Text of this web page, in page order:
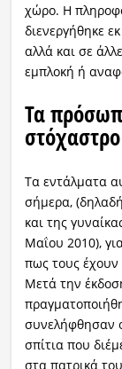
χώρο. Η
διενεργήθηκε
αλλά και σε
εμπλοκή ή
Τα
στόχαστρο
Τα εντάλματα
σήμερα,
και της
Μαΐου 2010),
πως τους
Μετά την
συνελήφθησαν
σπίτια που
στα πατρικά